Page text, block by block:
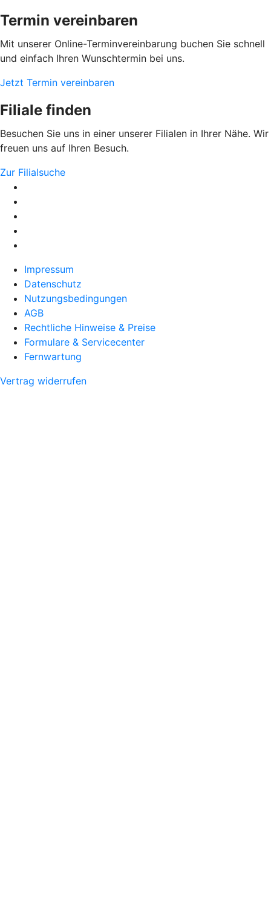
Termin vereinbaren
Mit unserer Online-Terminvereinbarung buchen Sie schnell
und einfach Ihren Wunschtermin bei uns.
Jetzt Termin vereinbaren
Filiale finden
Besuchen Sie uns in einer unserer Filialen in Ihrer Nähe. Wir
freuen uns auf Ihren Besuch.
Zur Filialsuche
Impressum
Datenschutz
Nutzungsbedingungen
AGB
Rechtliche Hinweise & Preise
Formulare & Servicecenter
Fernwartung
Vertrag widerrufen